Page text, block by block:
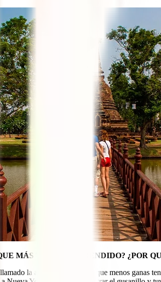
MÁS TE HA SORPRENDIDO? ¿POR
la atención. Es el país que menos ganas